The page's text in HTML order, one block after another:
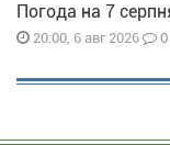
Погода на 7
20:00, 6 авг 2026 0